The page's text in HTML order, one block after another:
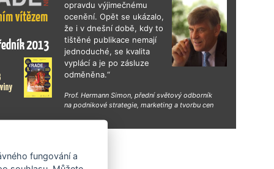
opravdu výjimečnému
ocenění. Opět se ukázalo,
že i v dnešní době, kdy to
tištěné publikace nemají
jednoduché, se kvalita
vyplácí a je po zásluze
odměněna.“
Prof. Hermann Simon, přední světový odborník
na podnikové strategie, marketing a tvorbu cen
fungování a